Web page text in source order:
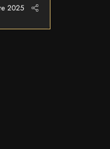
2025